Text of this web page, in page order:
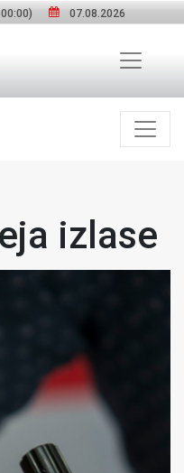
) 07.08.2026
izlase